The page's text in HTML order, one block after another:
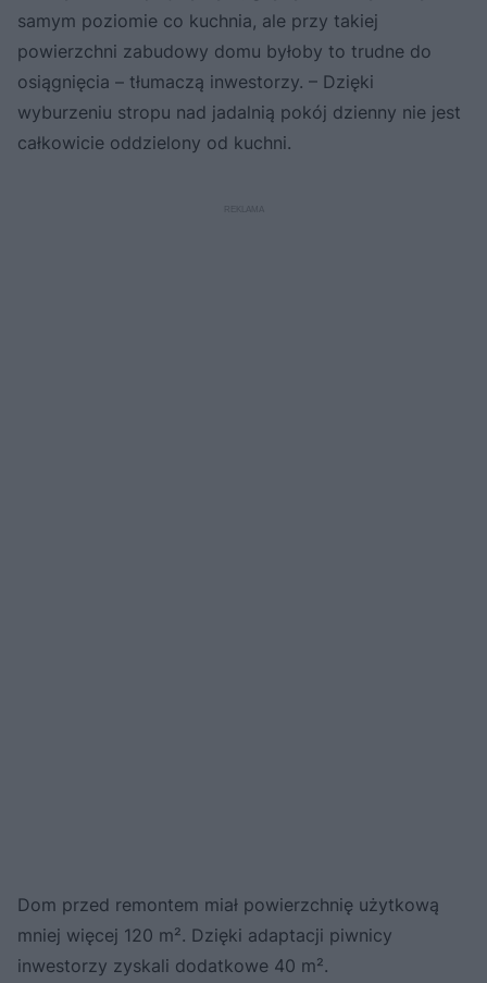
samym poziomie co kuchnia, ale przy takiej
powierzchni zabudowy domu byłoby to trudne do
osiągnięcia – tłumaczą inwestorzy. – Dzięki
wyburzeniu stropu nad jadalnią pokój dzienny nie jest
całkowicie oddzielony od kuchni.
Dom przed remontem miał powierzchnię użytkową
mniej więcej 120 m². Dzięki adaptacji piwnicy
inwestorzy zyskali dodatkowe 40 m².